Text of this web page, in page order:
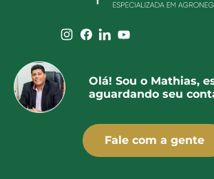
Olá! Sou o Mathias,
aguardando seu
Fale com a gente